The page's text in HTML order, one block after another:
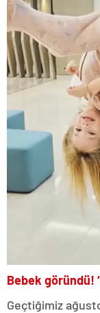
Bebek göründü!
Geçtiğimiz